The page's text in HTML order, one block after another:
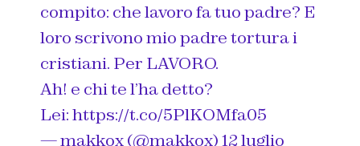
compito: che lavoro fa tuo padre? E
loro scrivono mio padre tortura i
cristiani. Per LAVORO.
Ah! e chi te l’ha detto?
Lei:https://t.co/5PlKOMfa05
— makkox (@makkox)12 luglio